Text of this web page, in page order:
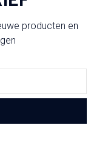
producten en